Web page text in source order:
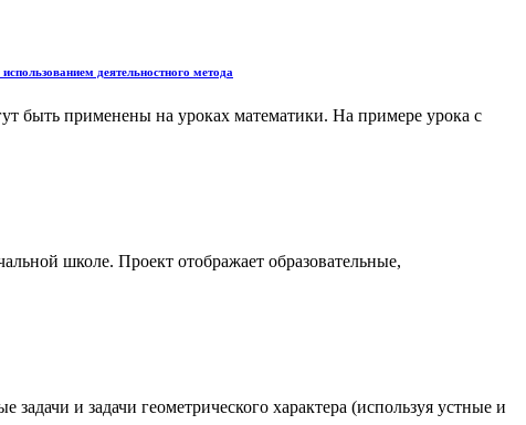
деятельностного метода
быть применены на уроках математики. На примере урока с
школе. Проект отображает образовательные,
и задачи геометрического характера (используя устные и